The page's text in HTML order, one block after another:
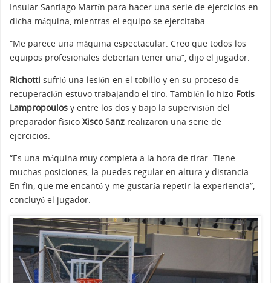
Insular Santiago Martín para hacer una serie de ejercicios en
dicha máquina, mientras el equipo se ejercitaba.
“Me parece una máquina espectacular. Creo que todos los
equipos profesionales deberían tener una”, dijo el jugador.
Richotti sufrió una lesión en el tobillo y en su proceso de
recuperación estuvo trabajando el tiro. También lo hizo Fotis
Lampropoulos y entre los dos y bajo la supervisión del
preparador físico Xisco Sanz realizaron una serie de
ejercicios.
“Es una máquina muy completa a la hora de tirar. Tiene
muchas posiciones, la puedes regular en altura y distancia.
En fin, que me encantó y me gustaría repetir la experiencia”,
concluyó el jugador.